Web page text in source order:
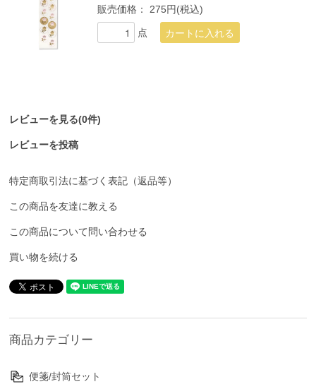
販売価格： 275円(税込)
点
レビューを見る(0件)
レビューを投稿
特定商取引法に基づく表記（返品等）
この商品を友達に教える
この商品について問い合わせる
買い物を続ける
商品カテゴリー
便箋/封筒セット